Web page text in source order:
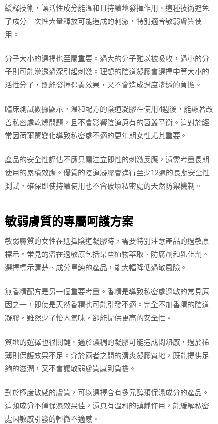
緩釋技術，讓活性成分能溫和且持續地發揮作用。這種技術避免
了成分一次性大量釋放可能造成的刺激，特別適合敏弱膚質使
用。
分子大小的選擇也至關重要。過大的分子難以被吸收，過小的分
子則可能滲透過深引起刺激。理想的陰道凝膠會選擇中等大小的
活性分子，既能發揮保養效果，又不會造成過度滲透的負擔。
臨床測試數據顯示，溫和配方的陰道凝膠在使用4週後，能顯著改
善私密處乾燥問題，且不會影響陰道原有的菌叢平衡。這對於經
常因荷爾蒙變化導致私密處不適的更年期女性尤其重要。
產品的安全性評估不應只關注立即性的刺激反應，還需考量長期
使用的累積效應。優質的陰道凝膠會進行至少12週的長期安全性
測試，確保即使持續使用也不會破壞私密處的天然防禦機制。
敏弱膚質的專屬呵護方案
敏弱膚質的女性在選擇陰道凝膠時，需要特別注意產品的過敏原
標示。常見的潛在過敏原包括某些植物萃取、防腐劑和乳化劑。
選擇標示清楚、成分單純的產品，能大幅降低過敏風險。
無香精配方是另一個重要考量。香精是導致私密處過敏的常見原
因之一，即使是天然香精也可能引發不適。完全不加香精的陰道
凝膠，雖然少了怡人氣味，卻能提供更高的安全性。
質地的選擇也很關鍵。過於濃稠的凝膠可能造成悶熱感，過於稀
薄則保護效果不足。介於兩者之間的清爽凝膠質地，既能提供足
夠的滋潤，又不會讓敏弱膚質感到負擔。
對於極度敏感的膚質，可以選擇含有多元醇類保濕成分的產品。
這類成分不僅保濕效果佳，還具有溫和的鎮靜作用，能緩解私密
處因敏感引發的輕微不適感。